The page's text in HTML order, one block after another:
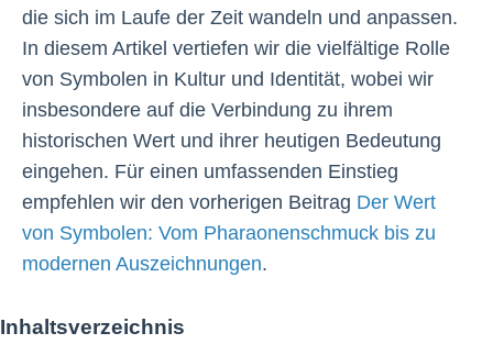
die sich im Laufe der Zeit wandeln und anpassen.
In diesem Artikel vertiefen wir die vielfältige Rolle
von Symbolen in Kultur und Identität, wobei wir
insbesondere auf die Verbindung zu ihrem
historischen Wert und ihrer heutigen Bedeutung
eingehen. Für einen umfassenden Einstieg
empfehlen wir den vorherigen Beitrag Der Wert
von Symbolen: Vom Pharaonenschmuck bis zu
modernen Auszeichnungen.
Inhaltsverzeichnis